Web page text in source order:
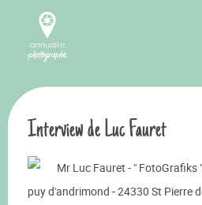
Interview de Luc Fauret
Mr Luc Fauret - " FotoGrafiks "
puy d'andrimond - 24330 St Pierre